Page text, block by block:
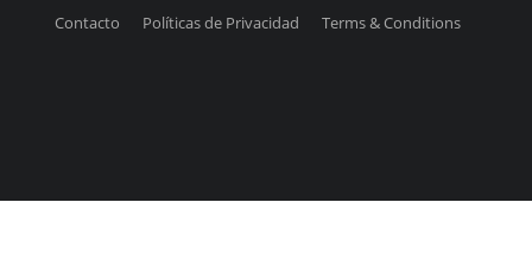
Contacto Políticas de Privacidad Terms & Conditions